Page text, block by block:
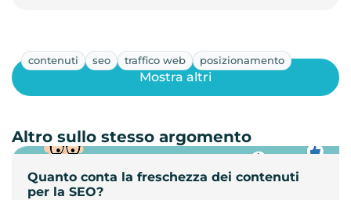
contenuti seo traffico web posizionamento
Quanto conta la freschezza dei contenuti
per la SEO?
Mostra altri
Altro sullo stesso argomento